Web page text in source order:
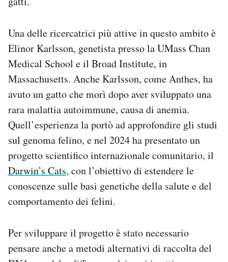
Una delle ricercatrici più attive in questo ambito è
Elinor Karlsson, genetista presso la UMass Chan
Medical School e il Broad Institute, in
Massachusetts. Anche Karlsson, come Anthes, ha
avuto un gatto che morì dopo aver sviluppato una
rara malattia autoimmune, causa di anemia.
Quell’esperienza la portò ad approfondire gli studi
sul genoma felino, e nel 2024 ha presentato un
progetto scientifico internazionale comunitario, il
Darwin’s Cats, con l’obiettivo di estendere le
conoscenze sulle basi genetiche della salute e del
comportamento dei felini.
Per sviluppare il progetto è stato necessario
pensare anche a metodi alternativi di raccolta del